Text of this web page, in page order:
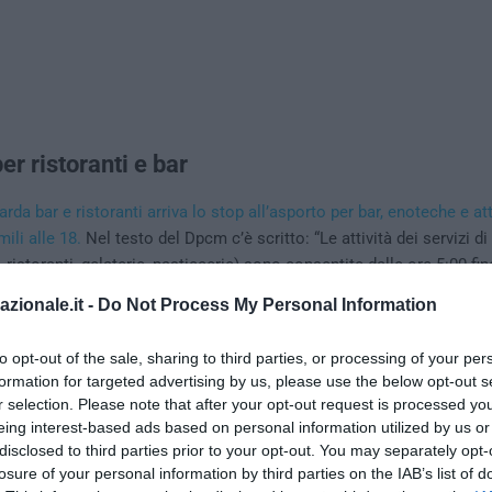
- Do Not Process My Personal Information
opt-out of the sale, sharing to third parties, or processing of your
for targeted advertising by us, please use the below opt-out
selection. Please note that after your opt-out request is processed
interest-based ads based on personal information utilized by us
to third parties prior to your opt-out. You may separately
of your personal information by third parties on the IAB’s list of
ristoranti e bar
bar e ristoranti arriva lo stop all’asporto per bar, enoteche e
alle 18. Nel testo del Dpcm c’è scritto: “Le attività dei servizi
ristoranti, gelaterie, pasticcerie) sono consentite dalle ore 5:00
le ore 18,00 è vietato il consumo di cibi e bevande nei luoghi
limitatamente ai propri clienti, che siano ivi alloggiati; resta
consegna a domicilio nel rispetto delle norme igienico-sanitarie
che di trasporto,nonché fino alle ore 22:00 la
di consumazione sul posto o nelle adiacenze;per i soggetti
una di quelle identificate dai codici Ateco 56.3 e 47.25